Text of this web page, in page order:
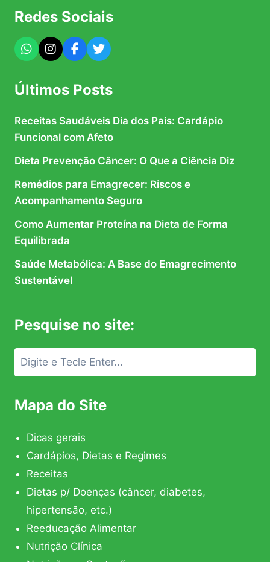
Redes Sociais
Últimos Posts
Receitas Saudáveis Dia dos Pais: Cardápio
Funcional com Afeto
Dieta Prevenção Câncer: O Que a Ciência Diz
Remédios para Emagrecer: Riscos e
Acompanhamento Seguro
Como Aumentar Proteína na Dieta de Forma
Equilibrada
Saúde Metabólica: A Base do Emagrecimento
Sustentável
Pesquise no site:
Mapa do Site
Dicas gerais
Cardápios, Dietas e Regimes
Receitas
Dietas p/ Doenças (câncer, diabetes,
hipertensão, etc.)
Reeducação Alimentar
Nutrição Clínica